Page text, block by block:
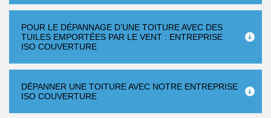
POUR LE DÉPANNAGE D’UNE TOITURE AVEC DES
TUILES EMPORTÉES PAR LE VENT : ENTREPRISE
ISO COUVERTURE
DÉPANNER UNE TOITURE AVEC NOTRE ENTREPRISE
ISO COUVERTURE